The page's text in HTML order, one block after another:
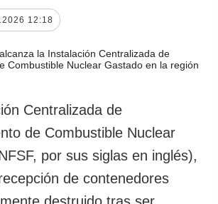
12:18
Centralizada de
de Combustible Nuclear
por sus siglas en inglés),
de contenedores